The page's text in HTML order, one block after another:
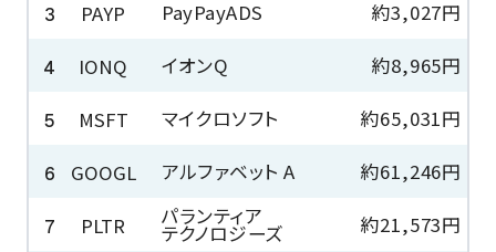
3 PAYP PayPayADS 約3,027円
4 IONQ イオンQ 約8,965円
5 MSFT マイクロソフト 約65,031円
6 GOOGL アルファベット A 約61,246円
7 PLTR パランティア
テクノロジーズ 約21,573円